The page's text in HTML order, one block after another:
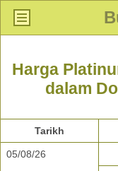
Harga
dalam
Tarikh
05/08/26